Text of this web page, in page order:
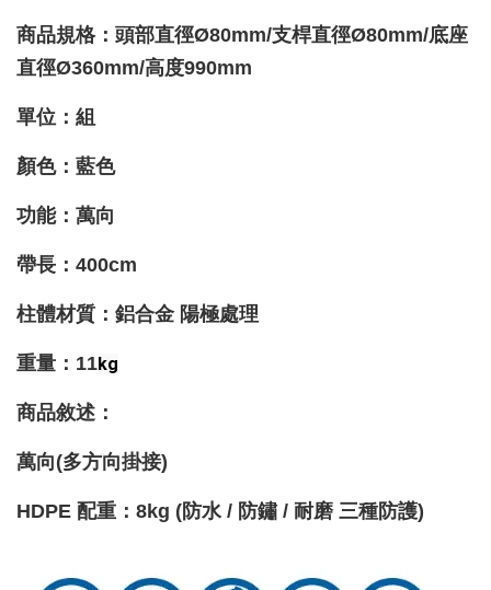
商品規格：頭部直徑Ø80mm/支桿直徑Ø80mm/底座
直徑Ø360mm/高度990mm
單位：組
顏色：藍色
功能：萬向
帶長：400cm
柱體材質 ：鋁合金 陽極處理
重量 ：11kg
商品敘述：
萬向(多方向掛接)
HDPE 配重 ：8kg (防水 / 防鏽 / 耐磨 三種防護)